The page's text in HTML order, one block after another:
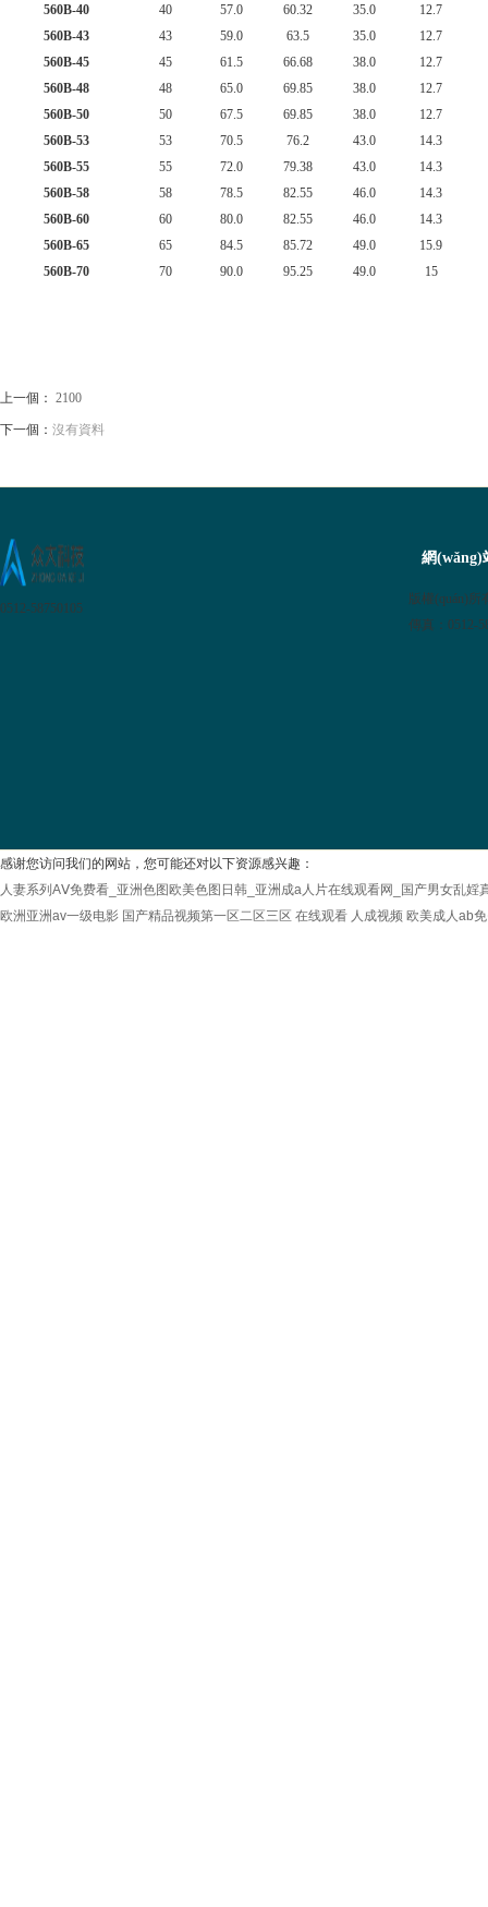
560B-40 40 57.0 60.32 35.0
12.7
560B-43
43 59.0 63.5 35.0
12.7
560B-45
45 61.5 66.68 38.0
12.7
560B-48
48 65.0 69.85 38.0
12.7
560B-50
50 67.5 69.85 38.0
12.7
560B-53
53 70.5 76.2 43.0
14.3
560B-55
55 72.0 79.38 43.0
14.3
560B-58
58 78.5 82.55 46.0
14.3
560B-60
60 80.0 82.55 46.0
14.3
560B-65
65 84.5 85.72 49.0
15.9
560B-70
70 90.0 95.25 49.0 15
上一個： 2100
下一個： 沒有資料
0512-58750105
網(wǎng)
版權(quán)所
傳真：0512-
感谢您访问我们的网站，您可能还对以下资源感兴趣：
人妻系列AⅤ免费看_亚洲色图欧美色图日韩_亚洲成a人片在线观看网_国产男女乱婬
欧洲亚洲av一级电影 国产精品视频第一区二区三区 在线观看 人成视频 欧美成人ab